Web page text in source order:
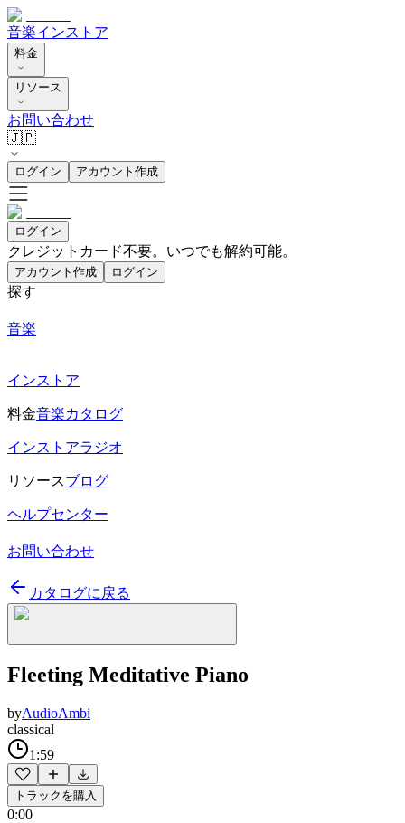
音楽インストア
料金
リソース
お問い合わせ
🇯🇵
ログイン アカウント作成
ログイン
クレジットカード不要。いつでも解約可能。
アカウント作成 ログイン
探す
音楽
インストア
料金音楽カタログ
インストアラジオ
リソースブログ
ヘルプセンター
お問い合わせ
カタログに戻る
Fleeting Meditative Piano
byAudioAmbi
classical
1:59
トラックを購入
0:00